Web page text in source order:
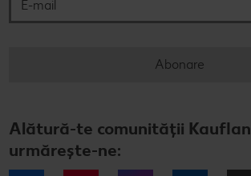
Abonare
Alătură-te comunității
urmărește-ne: